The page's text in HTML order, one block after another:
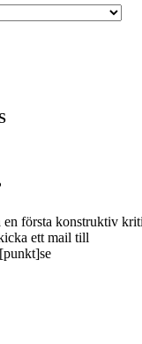
första konstruktiv
ett mail till